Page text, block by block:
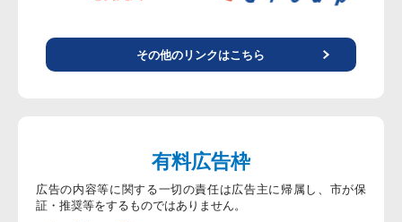
その他のリンクはこちら
有料広告枠
広告の内容等に関する一切の責任は広告主に帰属し、市が保
証・推奨等をするものではありません。